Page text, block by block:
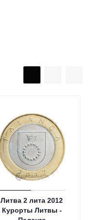
Литва 2 лита 2012
Курорты Литвы -